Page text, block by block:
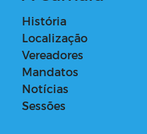
História
Localização
Vereadores
Mandatos
Notícias
Sessões